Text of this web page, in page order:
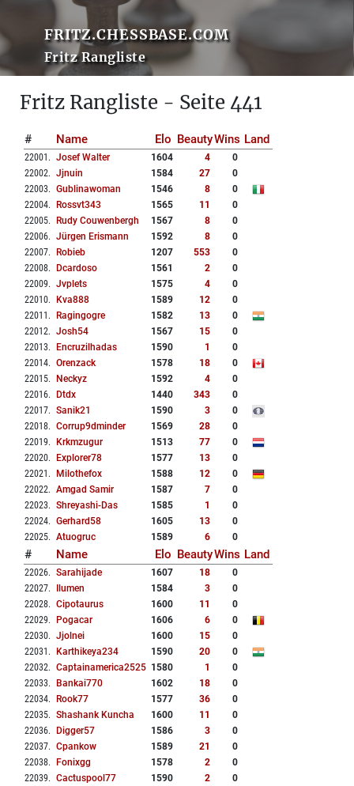
FRITZ.CHESSBASE.COM
Fritz Rangliste
Fritz Rangliste - Seite 441
# Name Elo BeautyWins Land
22001 . Josef Walter 1604 4
0
22002. Jjnuin 1584 27
0
22003. Gublinawoman 1546 8
0
22004. Rossvt343 1565 11
0
22005. Rudy Couwenbergh 1567 8
0
22006. Jürgen Erismann 1592 8
0
22007. Robieb 1207 553
0
22008. Dcardoso 1561 2
0
22009. Jvplets 1575 4
0
22010. Kva888 1589 12
0
22011 . Ragingogre 1582 13
0
22012. Josh54 1567 15
0
22013. Encruzilhadas 1590 1
0
22014. Orenzack 1578 18
0
22015. Neckyz 1592 4
0
22016. Dtdx 1440 343
0
22017. Sanik21 1590 3
0
22018. Corrup9dminder 1569 28
0
22019. Krkmzugur 1513 77
0
22020. Explorer78 1577 13
0
22021 . Milothefox 1588 12
0
22022. Amgad Samir 1587 7
0
22023. Shreyashi-Das 1585 1
0
22024. Gerhard58 1605 13
0
22025. Atuogruc 1589 6 0
# Name Elo BeautyWins Land
22026. Sarahijade 1607 18
0
22027. Ilumen 1584 3
0
22028. Cipotaurus 1600 11
0
22029. Pogacar 1606 6
0
22030. Jjolnei 1600 15
0
22031 . Karthikeya234 1590 20
0
22032. Captainamerica2525 1580 1
0
22033. Bankai770 1602 18
0
22034. Rook77 1577 36
0
22035. Shashank Kuncha 1600 11
0
22036. Digger57 1586 3
0
22037. Cpankow 1589 21
0
22038. Fonixgg 1578 2
0
22039. Cactuspool77 1590 2
0